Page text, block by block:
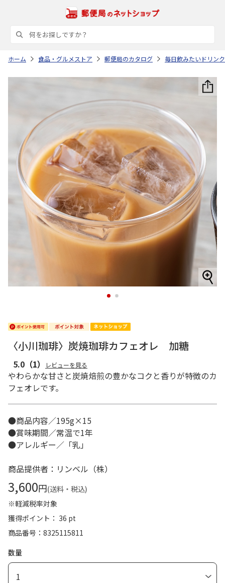
ホーム 食品・グルメストア 郵便局のカタログ 毎日飲みたいドリン
1 2
〈小川珈琲〉炭焼珈琲カフェオレ 加糖
5.0 （1） レビューを見る
やわらかな甘さと炭焼焙煎の豊かなコクと香りが特徴のカ
フェオレです。
●商品内容／195g×15
●賞味期間／常温で1年
●アレルギー／「乳」
商品提供者：リンベル（株）
3,600円(送料・税込)
※軽減税率対象
獲得ポイント： 36 pt
商品番号
8325115811
数量
1